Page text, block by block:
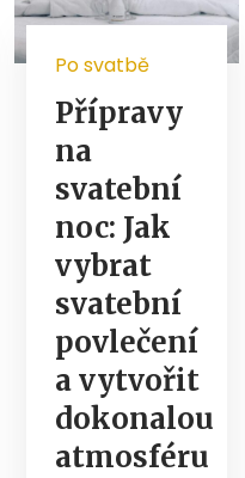
Po svatbě
Přípravy
na
svatební
noc: Jak
vybrat
svatební
povlečení
a vytvořit
dokonalou
atmosféru